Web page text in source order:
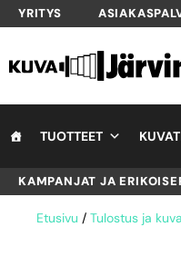
YRITYS
TUOTTEET
KAMPANJAT JA
Etusivu / Tulostus ja